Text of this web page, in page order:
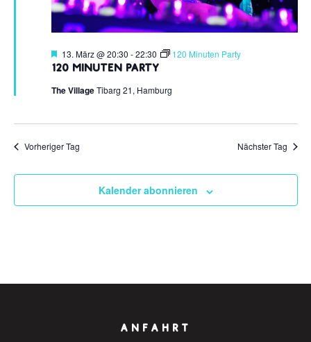
120 Minuten Party
Hervorgehoben
13. März @ 20:30 -22:30 120 Minuten Party
The VillageTibarg 21, Hamburg
Vorheriger Tag Nächster Tag
Kalender abonnieren
ANFAHRT